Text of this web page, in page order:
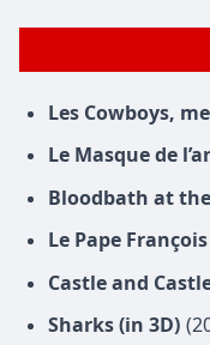
Les Cowboys,
Le Masque de
Bloodbath at
Le Pape
Castle and
Sharks (in 3D)